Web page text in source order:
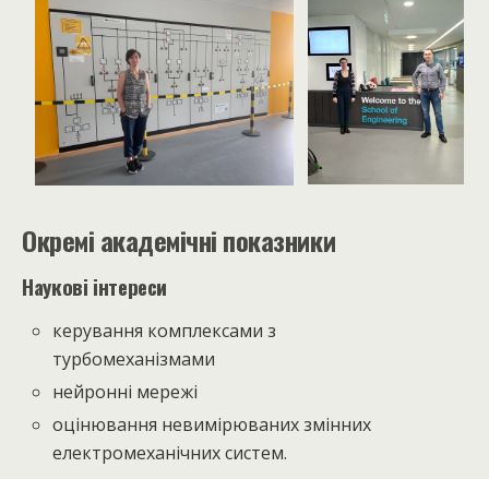
Окремі академічні показники
Наукові інтереси
керування комплексами з
турбомеханізмами
нейронні мережі
оцінювання невимірюваних змінних
електромеханічних систем.